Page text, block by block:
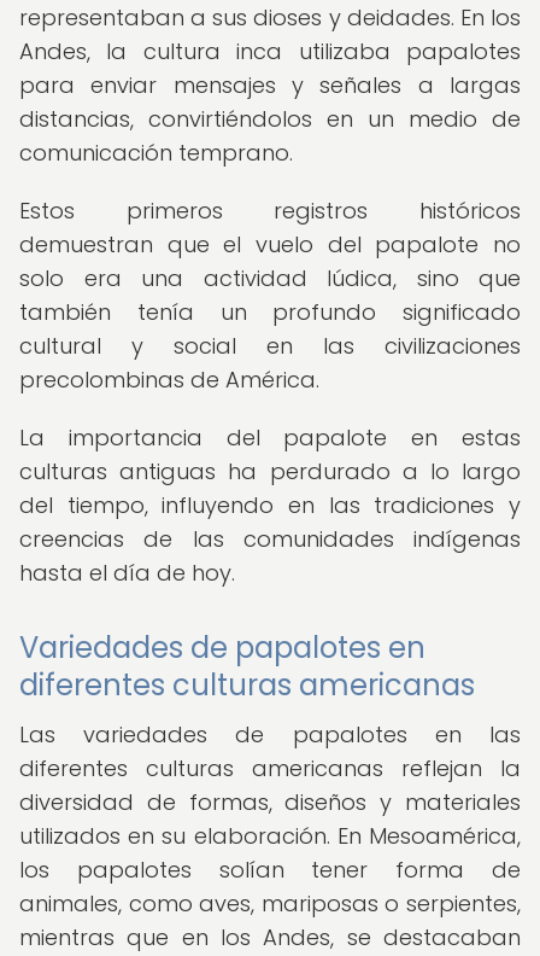
representaban a sus dioses y deidades. En los
Andes, la cultura inca utilizaba papalotes
para enviar mensajes y señales a largas
distancias, convirtiéndolos en un medio de
comunicación temprano.
Estos primeros registros históricos
demuestran que el vuelo del papalote no
solo era una actividad lúdica, sino que
también tenía un profundo significado
cultural y social en las civilizaciones
precolombinas de América.
La importancia del papalote en estas
culturas antiguas ha perdurado a lo largo
del tiempo, influyendo en las tradiciones y
creencias de las comunidades indígenas
hasta el día de hoy.
Variedades de papalotes en
diferentes culturas americanas
Las variedades de papalotes en las
diferentes culturas americanas reflejan la
diversidad de formas, diseños y materiales
utilizados en su elaboración. En Mesoamérica,
los papalotes solían tener forma de
animales, como aves, mariposas o serpientes,
mientras que en los Andes, se destacaban